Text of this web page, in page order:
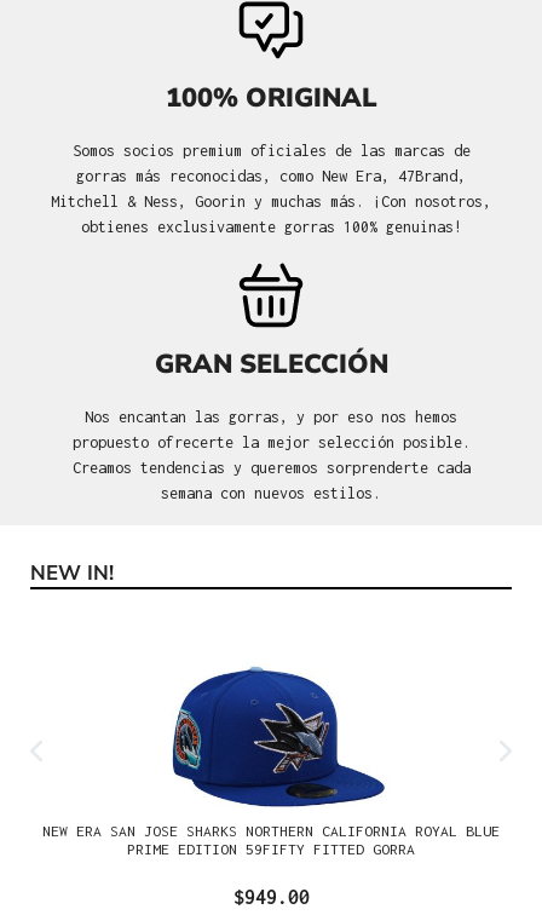
100% ORIGINAL
Somos socios premium oficiales de las marcas de
gorras más reconocidas, como New Era, 47Brand,
Mitchell & Ness, Goorin y muchas más. ¡Con nosotros,
obtienes exclusivamente gorras 100% genuinas!
GRAN SELECCIÓN
Nos encantan las gorras, y por eso nos hemos
propuesto ofrecerte la mejor selección posible.
Creamos tendencias y queremos sorprenderte cada
semana con nuevos estilos.
Omitir la galería de productos
NEW IN!
NEW ERA SAN JOSE SHARKS NORTHERN CALIFORNIA ROYAL BLUE
PRIME EDITION 59FIFTY FITTED GORRA
$949.00